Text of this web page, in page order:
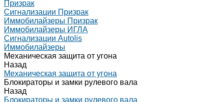
Призрак
Сигнализации Призрак
Иммобилайзеры Призрак
Иммобилайзеры ИГЛА
Сигнализации Autolis
Иммобилайзеры
Механическая защита от угона
Назад
Механическая защита от угона
Блокираторы и замки рулевого вала
Назад
Блокираторы и замки рулевого вала